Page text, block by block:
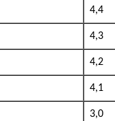
4,4
4,3
4,2
4,1
3,0